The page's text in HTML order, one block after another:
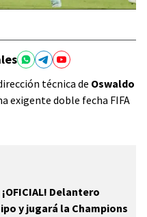
técnica de Oswaldo
exigente doble fecha FIFA
¡OFICIAL! Delantero
y jugará la Champions